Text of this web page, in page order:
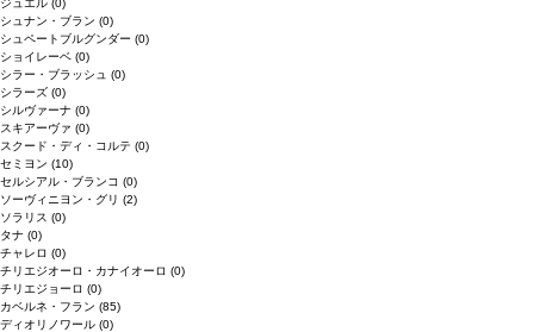
ジュエル (0)
シュナン・ブラン (0)
シュペートブルグンダー (0)
ショイレーベ (0)
シラー・ブラッシュ (0)
シラーズ (0)
シルヴァーナ (0)
スキアーヴァ (0)
スクード・ディ・コルテ (0)
セミヨン (10)
セルシアル・ブランコ (0)
ソーヴィニヨン・グリ (2)
ソラリス (0)
タナ (0)
チャレロ (0)
チリエジオーロ・カナイオーロ (0)
チリエジョーロ (0)
カベルネ・フラン (85)
ディオリノワール (0)